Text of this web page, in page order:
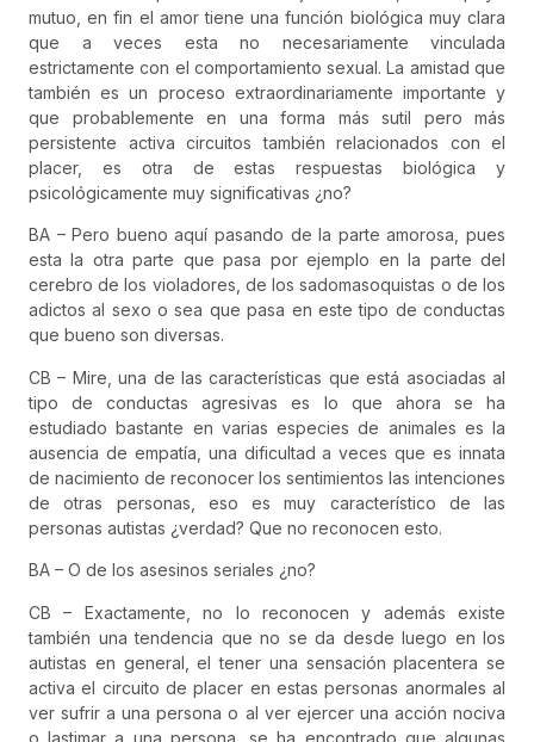
mutuo, en fin el amor tiene una función biológica muy clara
que a veces esta no necesariamente vinculada
estrictamente con el comportamiento sexual. La amistad que
también es un proceso extraordinariamente importante y
que probablemente en una forma más sutil pero más
persistente activa circuitos también relacionados con el
placer, es otra de estas respuestas biológica y
psicológicamente muy significativas ¿no?
BA – Pero bueno aquí pasando de la parte amorosa, pues
esta la otra parte que pasa por ejemplo en la parte del
cerebro de los violadores, de los sadomasoquistas o de los
adictos al sexo o sea que pasa en este tipo de conductas
que bueno son diversas.
CB – Mire, una de las características que está asociadas al
tipo de conductas agresivas es lo que ahora se ha
estudiado bastante en varias especies de animales es la
ausencia de empatía, una dificultad a veces que es innata
de nacimiento de reconocer los sentimientos las intenciones
de otras personas, eso es muy característico de las
personas autistas ¿verdad? Que no reconocen esto.
BA – O de los asesinos seriales ¿no?
CB – Exactamente, no lo reconocen y además existe
también una tendencia que no se da desde luego en los
autistas en general, el tener una sensación placentera se
activa el circuito de placer en estas personas anormales al
ver sufrir a una persona o al ver ejercer una acción nociva
o lastimar a una persona, se ha encontrado que algunas